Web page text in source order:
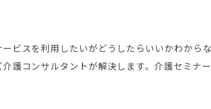
ービスを利用したいがどうしたらいいかわから
介護コンサルタントが解決します。介護セミナー